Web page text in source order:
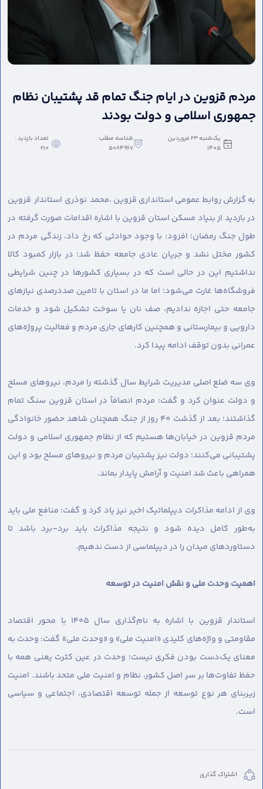
مردم قزوین در ایام جنگ تمام قد پشتیبان نظام
جمهوری اسلامی و دولت بودند
یک‌شنبه 23 فروردین
1405
شناسه مطلب:
5084967
تعداد بازدید :
210
به گزارش روابط عمومی استانداری قزوین ،محمد نوذری استاندار قزوین
در بازدید از بنیاد مسکن استان قزوین با اشاره اقدامات صورت گرفته در
طول جنگ رمضان؛ افزود: با وجود حوادثی که رخ داد، زندگی مردم در
کشور مختل نشد و جریان عادی جامعه حفظ شد؛ در بازار کمبود کالا
نداشتیم این در حالی است که در بسیاری کشورها در چنین شرایطی
فروشگاه‌ها غارت می‌شود؛ اما ما در استان با تامین صددرصدی نیازهای
جامعه حتی اجازه ندادیم، صف نان یا سوخت تشکیل شود و خدمات
دارویی و بیمارستانی و همچنین کارهای جاری مردم و فعالیت پروژه‌های
عمرانی بدون توقف ادامه پیدا کرد.
وی سه ضلع اصلی مدیریت شرایط سال گذشته را مردم، نیروهای مسلح
و دولت عنوان کرد و گفت: مردم انصافاً در استان قزوین سنگ تمام
گذاشتند؛ بعد از گذشت 40 روز از جنگ همچنان شاهد حضور خانوادگی
مردم قزوین در خیابان‌ها هستیم که از نظام جمهوری اسلامی و دولت
پشتیبانی می‌کنند؛ دولت نیز پشتیبان مردم و نیروهای مسلح بود و این
همراهی باعث شد امنیت و آرامش پایدار بماند.
وی از ادامه مذاکرات دیپلماتیک اخیر نیز یاد کرد و گفت: منافع ملی باید
به‌طور کامل دیده شود و نتیجه مذاکرات باید برد–برد باشد تا
دستاوردهای میدان را در دیپلماسی از دست ندهیم.
اهمیتوحدتملیونقش امنیت درتوسعه
استاندار قزوین با اشاره به نام‌گذاری سال ۱۴۰۵ با محور اقتصاد
مقاومتی و واژه‌های کلیدی «امنیت ملی» و «وحدت ملی» گفت: وحدت به
معنای یک‌دست بودن فکری نیست؛ وحدت در عین کثرت یعنی همه با
حفظ تفاوت‌ها بر سر اصل کشور، نظام و امنیت ملی متحد باشند. امنیت
زیربنای هر نوع توسعه از جمله توسعه اقتصادی، اجتماعی و سیاسی
است.
اشتراک گذاری